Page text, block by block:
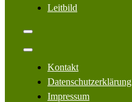
Leitbild
Toggle
Toggle
NavigationKontakt
Datenschutzerklärung
Impressum